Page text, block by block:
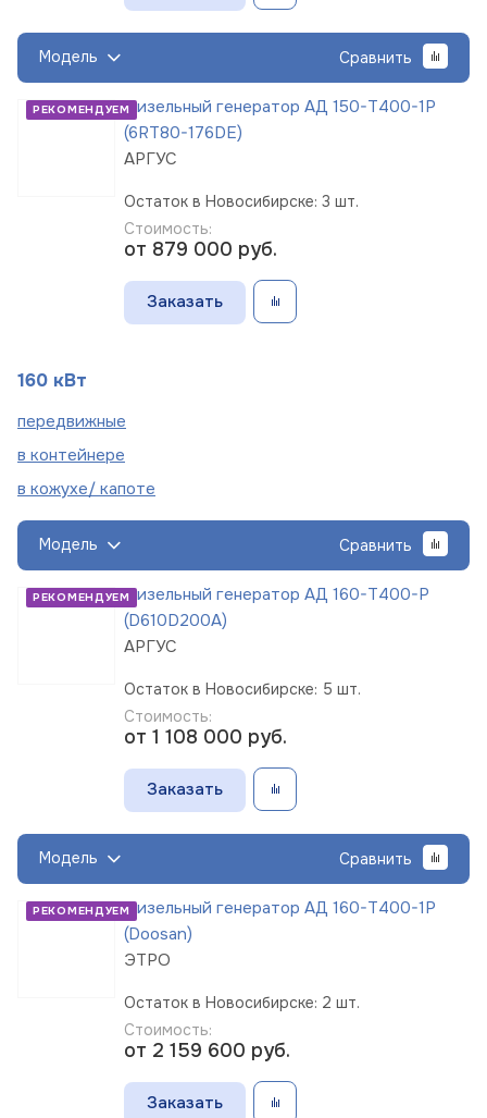
Модель Сравнить
РЕКОМЕНДУЕМДизельный генератор АД 150-Т400-1Р
(6RT80-176DE)
АРГУС
Остаток в Новосибирске: 3 шт.
Стоимость:
от 879 000 руб.
Заказать
160 кВт
передвижные
в контейнере
в кожухе/ капоте
Модель Сравнить
РЕКОМЕНДУЕМДизельный генератор АД 160-Т400-Р
(D610D200A)
АРГУС
Остаток в Новосибирске: 5 шт.
Стоимость:
от 1 108 000 руб.
Заказать
Модель Сравнить
РЕКОМЕНДУЕМДизельный генератор АД 160-Т400-1Р
(Doosan)
ЭТРО
Остаток в Новосибирске: 2 шт.
Стоимость:
от 2 159 600 руб.
Заказать